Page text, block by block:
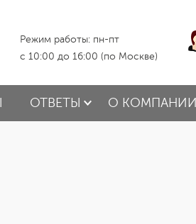
Режим работы: пн-пт
с 10:00 до 16:00 (по Москве)
ОТВЕТЫ О КОМПАНИИ